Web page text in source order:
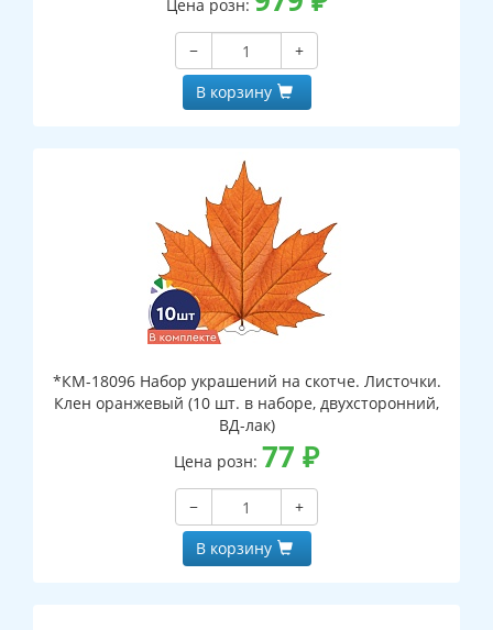
Цена розн:
−
+
В корзину
*КМ-18096 Набор украшений на скотче. Листочки.
Клен оранжевый (10 шт. в наборе, двухсторонний,
ВД-лак)
Цена розн: 77 ₽
−
+
В корзину